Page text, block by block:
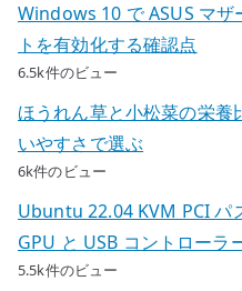
Windows 10 で ASUS マザ
トを有効化する確認点
6.5k件のビュー
ほうれん草と小松菜の栄養
いやすさで選ぶ
6k件のビュー
Ubuntu 22.04 KVM PCI パ
GPU と USB コントローラ
5.5k件のビュー